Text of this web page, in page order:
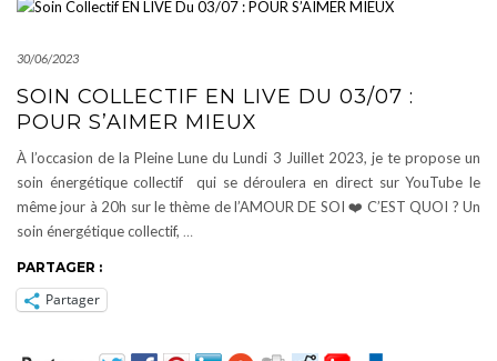
30/06/2023
SOIN COLLECTIF EN LIVE DU 03/07 :
POUR S’AIMER MIEUX
À l’occasion de la Pleine Lune du Lundi 3 Juillet 2023, je te propose un
soin énergétique collectif qui se déroulera en direct sur YouTube le
même jour à 20h sur le thème de l’AMOUR DE SOI ❤️ C’EST QUOI ? Un
soin énergétique collectif, …
PARTAGER :
Partager